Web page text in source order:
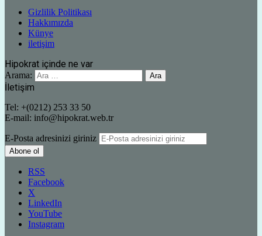
Gizlilik Politikası
Hakkımızda
Künye
iletişim
Hipokrat içinde ne var
Arama:
İletişim
Tel: +(0212) 253 33 50
E-mail: info@hipokrat.web.tr
E-Posta adresinizi giriniz
RSS
Facebook
X
LinkedIn
YouTube
Instagram